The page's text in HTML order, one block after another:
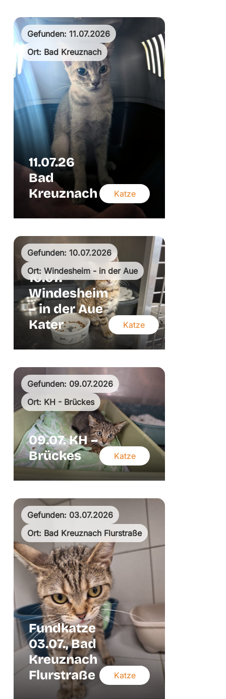
Gefunden: 11.07.2026
Ort: Bad Kreuznach
11.07.26
Bad
Kreuznach
Katze
Gefunden: 10.07.2026
Ort: Windesheim - in der Aue
10.07.
Windesheim
– in der Aue
Kater
Katze
Gefunden: 09.07.2026
Ort: KH - Brückes
09.07. KH –
Brückes
Katze
Gefunden: 03.07.2026
Ort: Bad Kreuznach Flurstraße
Fundkatze
03.07., Bad
Kreuznach
Flurstraße
Katze